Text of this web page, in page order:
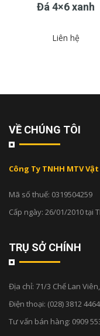
Đá 4×6 xanh
Liên hệ
VỀ CHÚNG TÔI
Công Ty TNHH MTV
Mã số thuế: 0319504259
Cấp ngày: 26/01/2010 tại
TRỤ SỞ CHÍNH
Địa chỉ: 71/3 Chế Lan
Điện thoại: (028) 3812 4464
Tư vấn bán hàng: 0909